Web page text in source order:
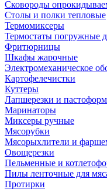
Сковороды
Столы и полки тепловые
Термомиксеры
Термостаты погружные
Фритюрницы
Шкафы жарочные
Электромеханическое
Картофелечистки
Куттеры
Лапшерезки и
Маринаторы
Миксеры ручные
Мясорубки
Мясорыхлители и
Овощерезки
Пельменные и
Пилы ленточные для
Протирки